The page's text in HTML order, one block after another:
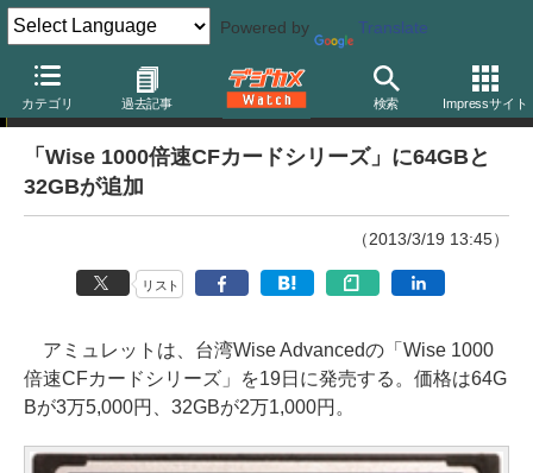
Powered by Translate
カテゴリ 過去記事 検索 Impressサイト
ニュース
「Wise 1000倍速CFカードシリーズ」に64GBと
32GBが追加
（2013/3/19 13:45）
リスト
アミュレットは、台湾Wise Advancedの「Wise 1000
倍速CFカードシリーズ」を19日に発売する。価格は64G
Bが3万5,000円、32GBが2万1,000円。